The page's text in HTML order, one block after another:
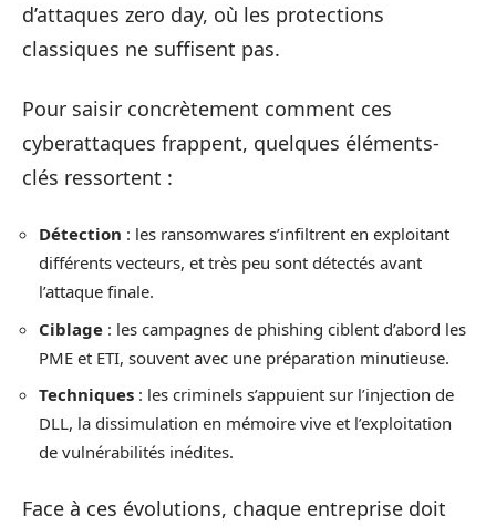
d’attaques zero day, où les protections
classiques ne suffisent pas.
Pour saisir concrètement comment ces
cyberattaques frappent, quelques éléments-
clés ressortent :
Détection : les ransomwares s’infiltrent en exploitant
différents vecteurs, et très peu sont détectés avant
l’attaque finale.
Ciblage : les campagnes de phishing ciblent d’abord les
PME et ETI, souvent avec une préparation minutieuse.
Techniques : les criminels s’appuient sur l’injection de
DLL, la dissimulation en mémoire vive et l’exploitation
de vulnérabilités inédites.
Face à ces évolutions, chaque entreprise doit